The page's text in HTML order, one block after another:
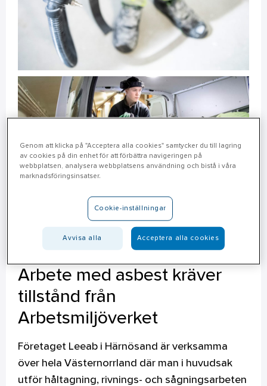
Arbete med asbest kräver
tillstånd från
Arbetsmiljöverket
Företaget Leeab i Härnösand är verksamma
över hela Västernorrland där man i huvudsak
utför håltagning, rivnings- och sågningsarbeten
Genom att klicka på "Acceptera alla cookies" samtycker du till lagring
av cookies på din enhet för att förbättra navigeringen på
webbplatsen, analysera webbplatsens användning och bistå i våra
marknadsföringsinsatser.
Cookie-inställningar
Avvisa alla Acceptera alla cookies